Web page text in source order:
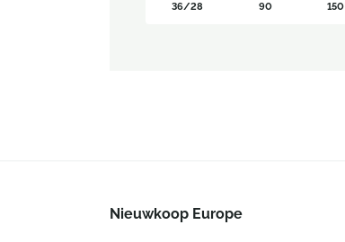
36/28 90 150
Nieuwkoop Europe